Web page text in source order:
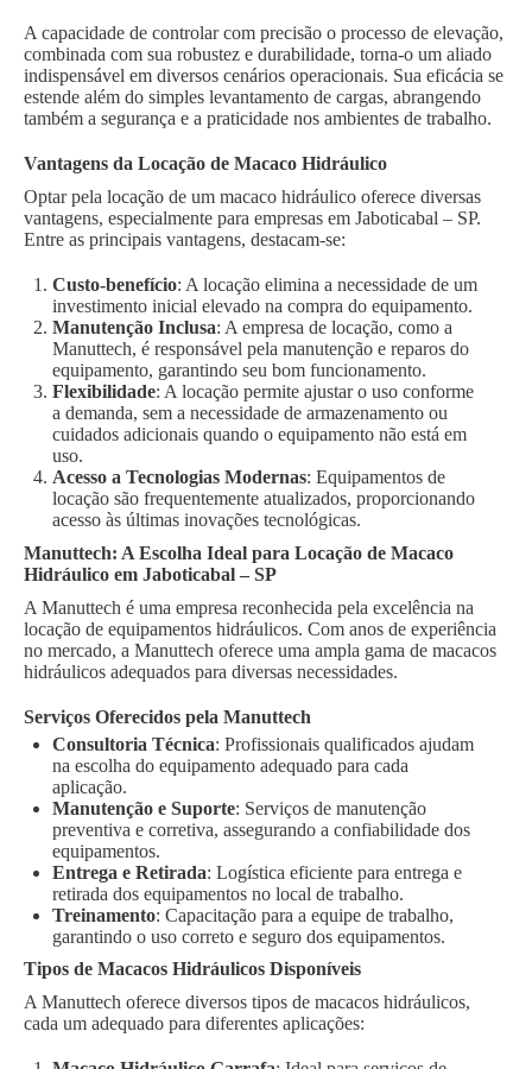
A capacidade de controlar com precisão o processo de elevação,
combinada com sua robustez e durabilidade, torna-o um aliado
indispensável em diversos cenários operacionais. Sua eficácia se
estende além do simples levantamento de cargas, abrangendo
também a segurança e a praticidade nos ambientes de trabalho.
Vantagens da Locação de Macaco Hidráulico
Optar pela locação de um macaco hidráulico oferece diversas
vantagens, especialmente para empresas em Jaboticabal – SP.
Entre as principais vantagens, destacam-se:
Custo-benefício: A locação elimina a necessidade de um
investimento inicial elevado na compra do equipamento.
Manutenção Inclusa: A empresa de locação, como a
Manuttech, é responsável pela manutenção e reparos do
equipamento, garantindo seu bom funcionamento.
Flexibilidade: A locação permite ajustar o uso conforme
a demanda, sem a necessidade de armazenamento ou
cuidados adicionais quando o equipamento não está em
uso.
Acesso a Tecnologias Modernas: Equipamentos de
locação são frequentemente atualizados, proporcionando
acesso às últimas inovações tecnológicas.
Manuttech: A Escolha Ideal para Locação de Macaco
Hidráulico em Jaboticabal – SP
A Manuttech é uma empresa reconhecida pela excelência na
locação de equipamentos hidráulicos. Com anos de experiência
no mercado, a Manuttech oferece uma ampla gama de macacos
hidráulicos adequados para diversas necessidades.
Serviços Oferecidos pela Manuttech
Consultoria Técnica: Profissionais qualificados ajudam
na escolha do equipamento adequado para cada
aplicação.
Manutenção e Suporte: Serviços de manutenção
preventiva e corretiva, assegurando a confiabilidade dos
equipamentos.
Entrega e Retirada: Logística eficiente para entrega e
retirada dos equipamentos no local de trabalho.
Treinamento: Capacitação para a equipe de trabalho,
garantindo o uso correto e seguro dos equipamentos.
Tipos de Macacos Hidráulicos Disponíveis
A Manuttech oferece diversos tipos de macacos hidráulicos,
cada um adequado para diferentes aplicações: